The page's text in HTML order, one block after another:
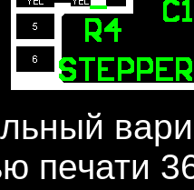
печати